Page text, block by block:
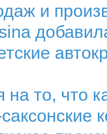
и
то, что